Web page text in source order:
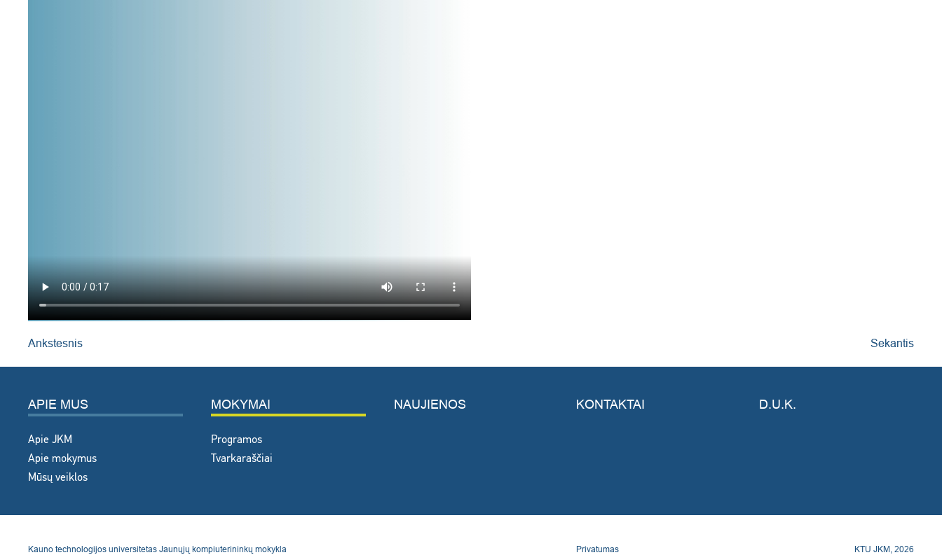
Ankstesnis Sekantis
APIE MUS
Apie JKM
Apie mokymus
Mūsų veiklos
MOKYMAI
Programos
Tvarkaraščiai
NAUJIENOS KONTAKTAI D.U.K.
Kauno technologijos universitetas Jaunųjų kompiuterininkų mokykla Privatumas KTU JKM, 2026